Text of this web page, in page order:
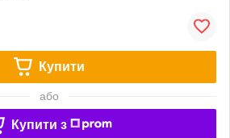
Купити
або
Купити з